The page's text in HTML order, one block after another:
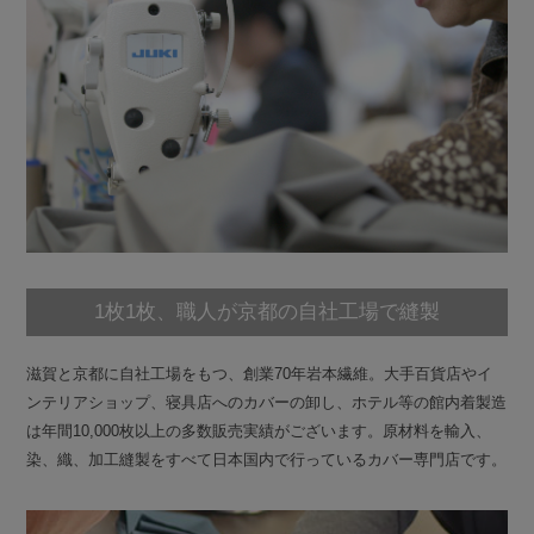
1枚1枚、職人が京都の自社工場で縫製
滋賀と京都に自社工場をもつ、創業70年岩本繊維。大手百貨店やイ
ンテリアショップ、寝具店へのカバーの卸し、ホテル等の館内着製造
は年間10,000枚以上の多数販売実績がございます。原材料を輸入、
染、織、加工縫製をすべて日本国内で行っているカバー専門店です。